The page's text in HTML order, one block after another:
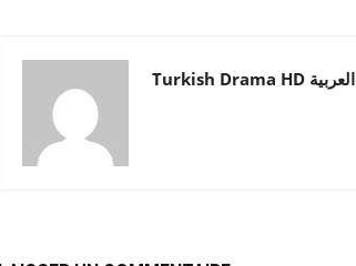
Turkish Drama HD العربية